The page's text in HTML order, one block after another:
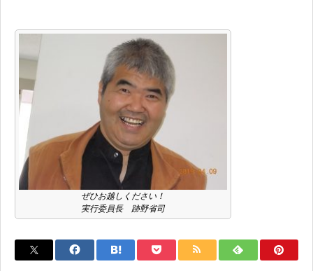
ぜひお越しください！
実行委員長 跡野省司